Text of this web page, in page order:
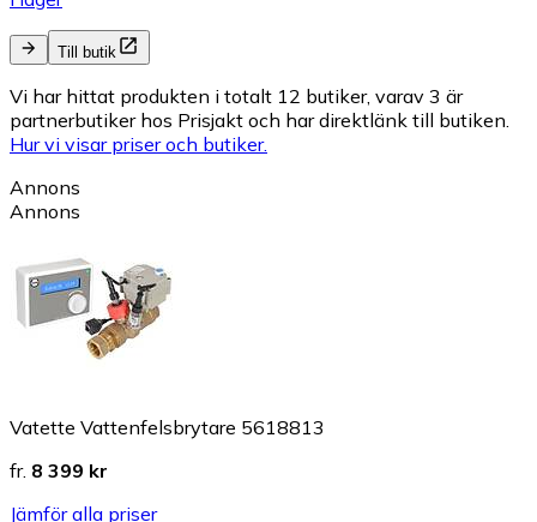
Till butik
Vi har hittat produkten i totalt 12 butiker, varav 3 är
partnerbutiker hos Prisjakt och har direktlänk till butiken.
Hur vi visar priser och butiker.
Annons
Annons
Vatette Vattenfelsbrytare 5618813
fr. 8 399 kr
Jämför alla priser